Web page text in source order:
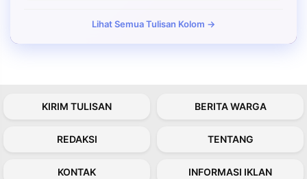
Lihat Semua Tulisan Kolom →
KIRIM TULISAN BERITA WARGA
REDAKSI TENTANG
KONTAK INFORMASI IKLAN